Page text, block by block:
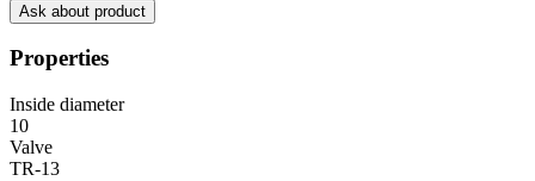
Ask about product
Properties
Inside diameter
10
Valve
TR-13